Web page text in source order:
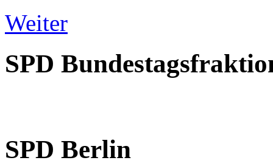
Weiter
SPD
SPD Berlin